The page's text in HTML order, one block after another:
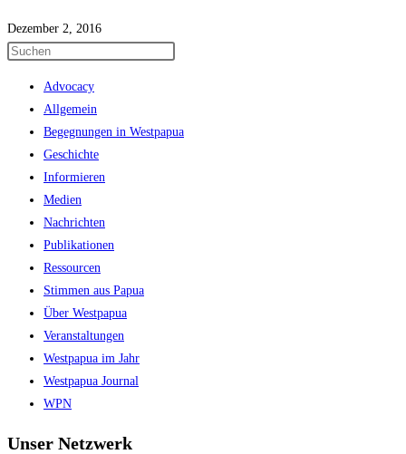
Dezember 2, 2016
the
Advocacy
Allgemein
Begegnungen in Westpapua
Geschichte
Informieren
Medien
Nachrichten
Publikationen
Ressourcen
Stimmen aus Papua
Über Westpapua
Veranstaltungen
Westpapua im Jahr
Westpapua Journal
WPN
Unser Netzwerk